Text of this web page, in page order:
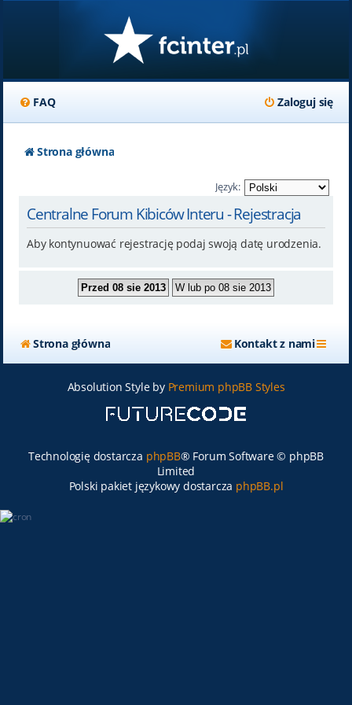
FAQ Zaloguj się
Strona główna
Język:
Centralne Forum Kibiców Interu - Rejestracja
Aby kontynuować rejestrację podaj swoją datę urodzenia.
Strona główna Kontakt z nami
Absolution Style by Premium phpBB Styles
Technologię dostarcza phpBB® Forum Software © phpBB
Limited
Polski pakiet językowy dostarcza phpBB.pl